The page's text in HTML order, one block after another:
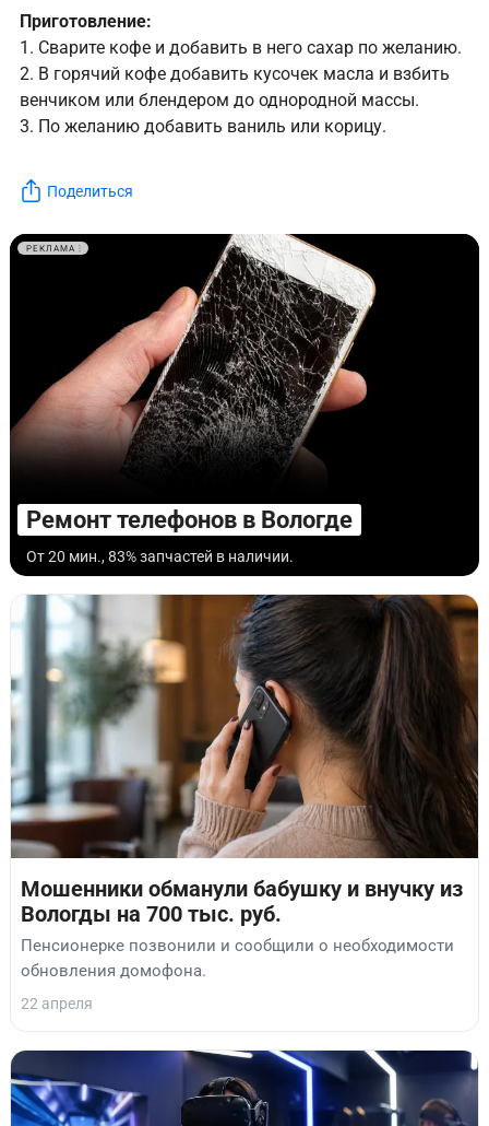
Приготовление:
1. Сварите кофе и добавить в него сахар по желанию.
2. В горячий кофе добавить кусочек масла и взбить
венчиком или блендером до однородной массы.
3. По желанию добавить ваниль или корицу.
Поделиться
РЕКЛАМА
Ремонт телефонов в Вологде
От 20 мин., 83% запчастей в наличии.
Мошенники обманули бабушку и внучку из
Вологды на 700 тыс. руб.
Пенсионерке позвонили и сообщили о необходимости
обновления домофона.
22 апреля